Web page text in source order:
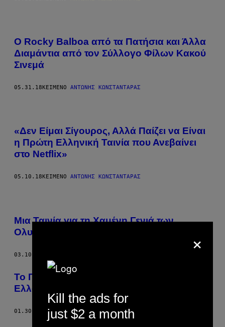
O Rocky Balboa από τα Πατήσια και Άλλα
Διαμάντια από τον Σύλλογο Φίλων Κακού
Σινεμά
05.31.18ΚΕΊΜΕΝΟ ΑΝΤΏΝΗΣ ΚΩΝΣΤΑΝΤΆΡΑΣ
«Δεν Είμαι Σίγουρος, Αλλά Παίζει να Είναι
η Πρώτη Ελληνική Ταινία που Ανεβαίνει
στο Netflix»
05.10.18 ΚΕΊΜΕΝΟ ΑΝΤΏΝΗΣ ΚΩΝΣΤΑΝΤΆΡΑΣ
Μια Ταινία για τη Χαμένη Γενιά των
Ολυμπιακών Αγώνων της Αθήνας
03.10.17
Το Πρόβλημά Μου με το Σινεμά στην
Ελλάδα
01.30.14 ΚΕΊΜΕΝΟ ΆΡΗΣ ΑΛΕΞΑΝΔΡΉΣ
×
Kill the ads for
just $2 a month